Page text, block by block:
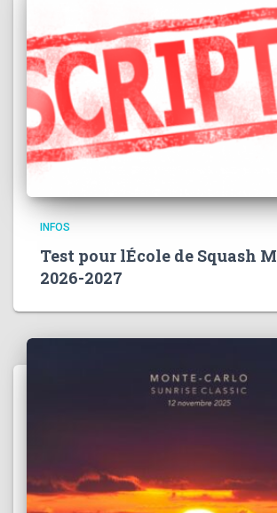
INFOS
Test pour lÉcole de Squash
2026-2027